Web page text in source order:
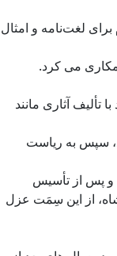
لغت‌نامه و امثال
آثاری مانند
سپس به ریاست
1314 به عضویت فرهنگستان ایران درآمد و پس از تأسیس
زمان بازنشستگی اش دوام یافت ( به روایتی دیگر، چند روز قبل از شهریور20 و استعفاء رضاشاه، از این سِمَت عزل